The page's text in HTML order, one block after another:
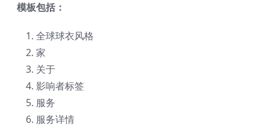
模板包括：
全球球衣风格
家
关于
影响者标签
服务
服务详情